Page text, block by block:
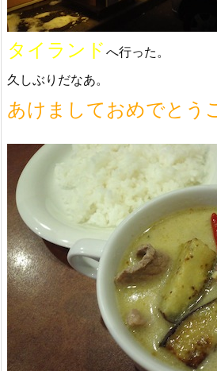
タイランド へ行った。
久しぶりだなあ。
あけましておめでとう